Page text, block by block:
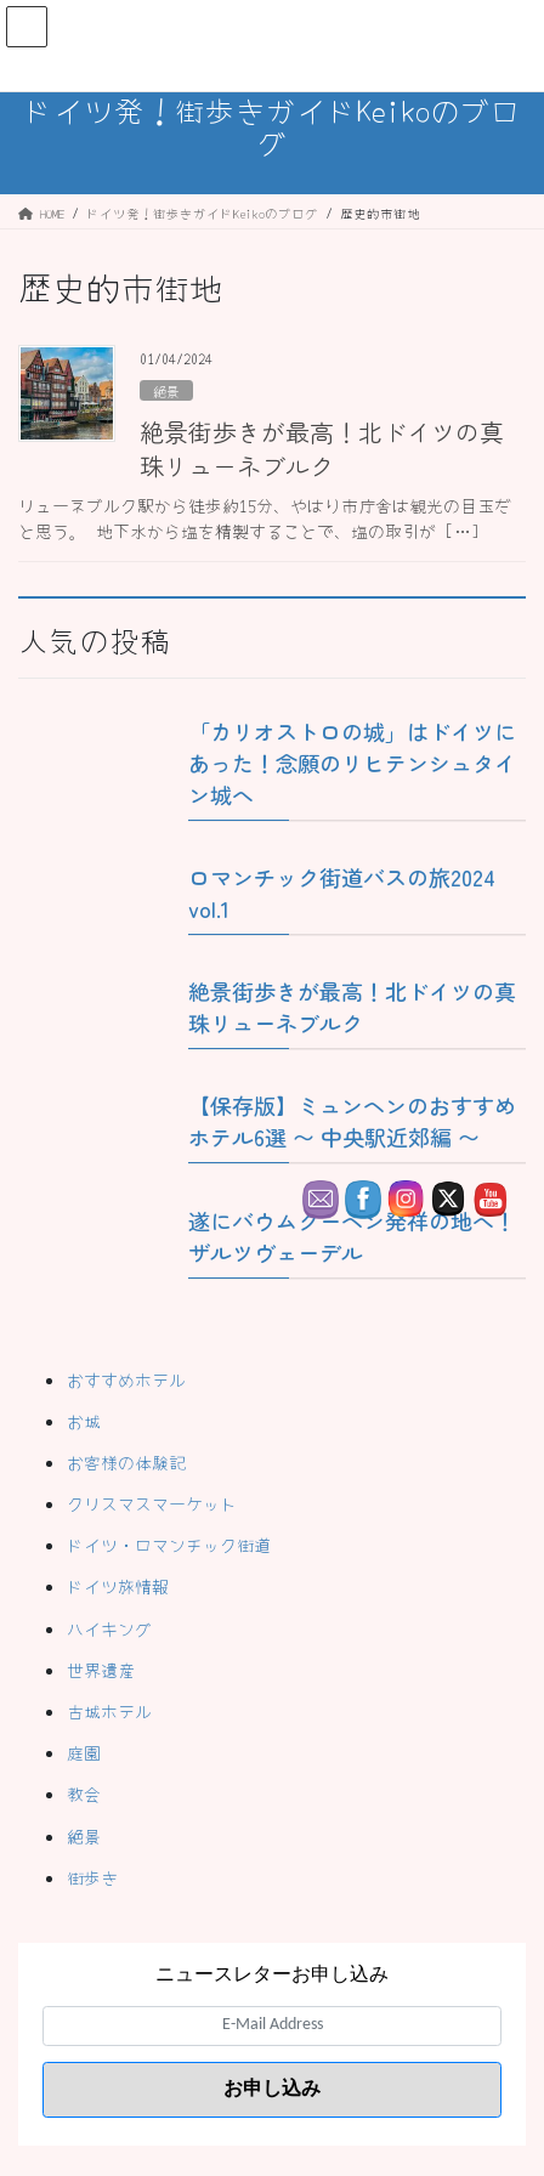
コ
ン
キ
ナ
ー
に
ドイツ発！街歩きガイドKeikoのブロ
グ
HOME ドイツ発！街歩きガイドKeikoのブログ 歴史的市街地
歴史的市街地
01/04/2024
絶景
絶景街歩きが最高！北ドイツの真
珠リューネブルク
リューネブルク駅から徒歩約15分、やはり市庁舎は観光の目玉だ
と思う。 地下水から塩を精製することで、塩の取引が […]
人気の投稿
「カリオストロの城」はドイツに
あった！念願のリヒテンシュタイ
ン城へ
ロマンチック街道バスの旅2024
vol.1
絶景街歩きが最高！北ドイツの真
珠リューネブルク
【保存版】ミュンヘンのおすすめ
ホテル6選 〜 中央駅近郊編 〜
遂にバウムクーヘン発祥の地へ！
ザルツヴェーデル
おすすめホテル
お城
お客様の体験記
クリスマスマーケット
ドイツ・ロマンチック街道
ドイツ旅情報
ハイキング
世界遺産
古城ホテル
庭園
教会
絶景
街歩き
ニュースレターお申し込み